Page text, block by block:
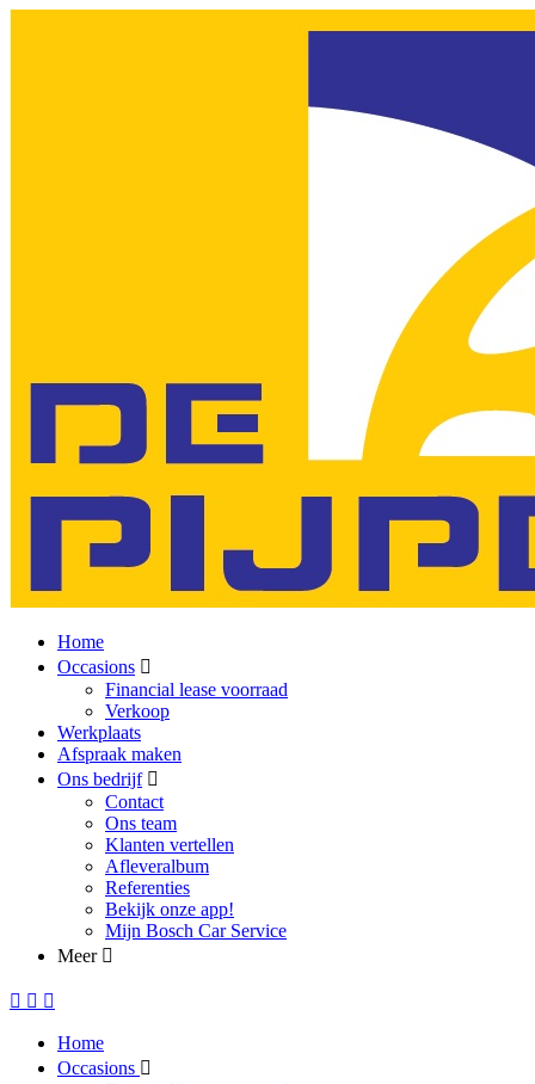
Home
Occasions
Financial lease voorraad
Verkoop
Werkplaats
Afspraak maken
Ons bedrijf
Contact
Ons team
Klanten vertellen
Afleveralbum
Referenties
Bekijk onze app!
Mijn Bosch Car Service
Meer
Home
Occasions